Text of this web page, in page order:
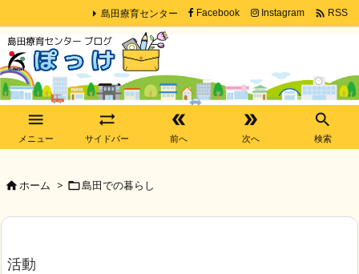

メニュー

サイドバー

前へ

次へ

検索
島田療育センター Facebook Instagram  RSS
ホーム > 島田での暮らし
活動